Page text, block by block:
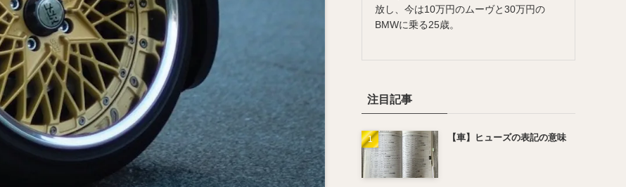
放し、今は10万円のムーヴと30万円の
BMWに乗る25歳。
注目記事
【車】ヒューズの表記の意味